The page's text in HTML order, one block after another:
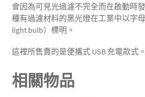
會因為可見光過濾不完全而在啟動時
種有過濾材料的黑光燈在工業中以字
light bulb）標明。
這裡所售賣的是便攜式 USB 充電款式。
相關物品